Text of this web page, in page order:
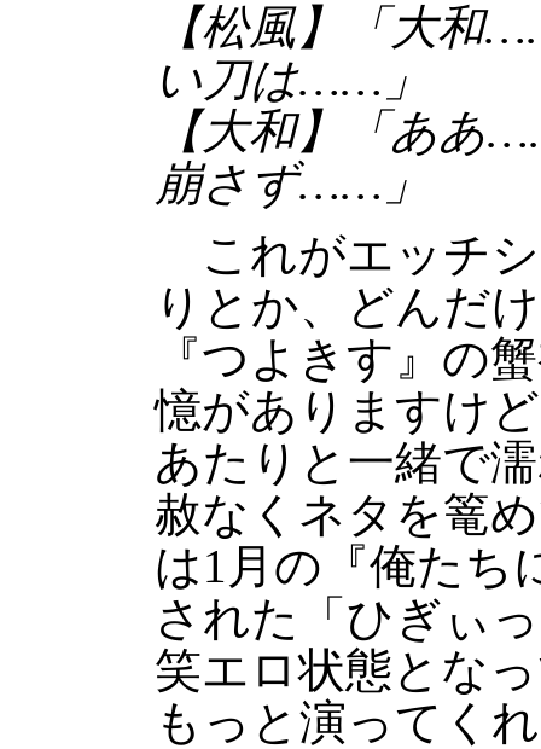
【松風】「大和
い刀は……」
【大和】「ああ
崩さず……」
これがエッチ
りとか、どんだ
『つよきす』の
憶がありますけ
あたりと一緒で
赦なくネタを篭
は1月の『俺たち
された「ひぎぃ
笑エロ状態とな
もっと演ってく